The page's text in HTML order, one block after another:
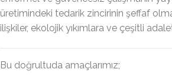
üretimindeki tedarik zincirinin şeffaf
ilişkiler, ekolojik yıkımlara ve çeşitli
Bu doğrultuda amaçlarımız;